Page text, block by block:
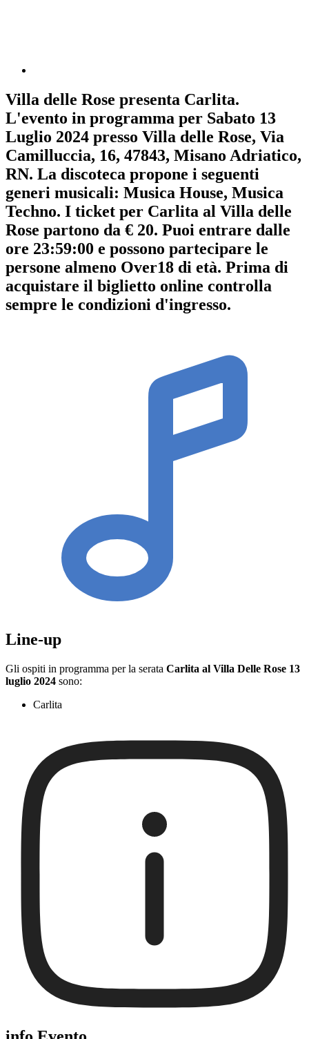
Villa delle Rose presenta Carlita.
L'evento in programma per Sabato 13
Luglio 2024 presso Villa delle Rose, Via
Camilluccia, 16, 47843, Misano Adriatico,
RN. La discoteca propone i seguenti
generi musicali: Musica House, Musica
Techno. I ticket per Carlita al Villa delle
Rose partono da € 20. Puoi entrare dalle
ore 23:59:00 e possono partecipare le
persone almeno Over18 di età. Prima di
acquistare il biglietto online controlla
sempre le condizioni d'ingresso.
Line-up
Gli ospiti in programma per la serata Carlita al Villa Delle Rose 13
luglio 2024 sono:
Carlita